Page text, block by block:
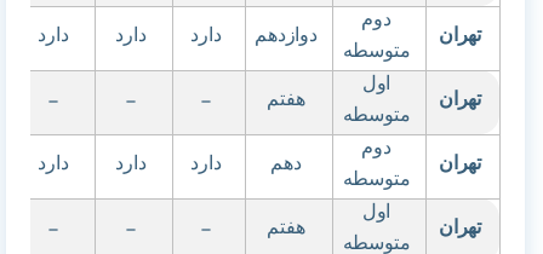
تهران
دوم
متوسطه
دوازدهم دارد دارد دارد
تهران
اول
متوسطه
هفتم –
–
–
تهران
دوم
متوسطه
دهم دارد دارد دارد
تهران
اول
متوسطه
هفتم –
–
–